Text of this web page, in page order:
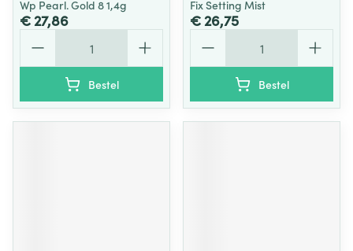
Wp Pearl. Gold 8 1,4g
€ 27,86
Bestel
Fix Setting Mist
€ 26,75
Bestel